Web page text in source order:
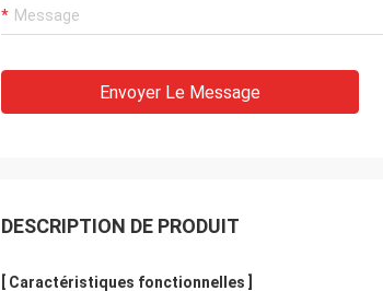
Envoyer Le Message
DESCRIPTION DE PRODUIT
[ Caractéristiques fonctionnelles ]